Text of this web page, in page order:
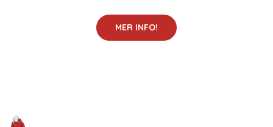
MER INFO!